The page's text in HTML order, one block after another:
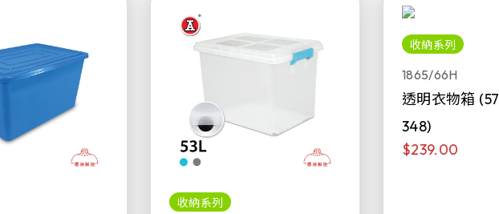
收納系列
收納系列
1865/66H
透明衣物箱
348)
$239.00